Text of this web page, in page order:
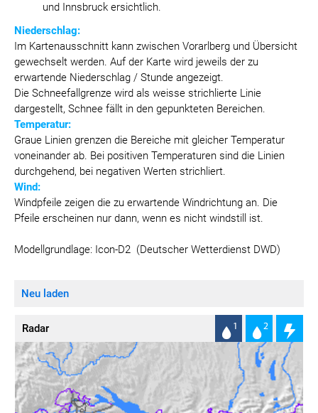
und Innsbruck ersichtlich.
Niederschlag:
Im Kartenausschnitt kann zwischen Vorarlberg und Übersicht
gewechselt werden. Auf der Karte wird jeweils der zu
erwartende Niederschlag / Stunde angezeigt.
Die Schneefallgrenze wird als weisse strichlierte Linie
dargestellt, Schnee fällt in den gepunkteten Bereichen.
Temperatur:
Graue Linien grenzen die Bereiche mit gleicher Temperatur
voneinander ab. Bei positiven Temperaturen sind die Linien
durchgehend, bei negativen Werten strichliert.
Wind:
Windpfeile zeigen die zu erwartende Windrichtung an. Die
Pfeile erscheinen nur dann, wenn es nicht windstill ist.
Modellgrundlage: Icon-D2 (Deutscher Wetterdienst DWD)
Neu laden
Radar